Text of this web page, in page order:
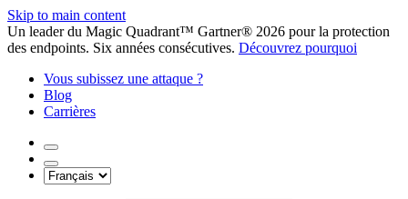
Skip to main content
Un leader du Magic Quadrant™ Gartner® 2026 pour la protection
des endpoints. Six années consécutives. Découvrez pourquoi
Vous subissez une attaque ?
Blog
Carrières